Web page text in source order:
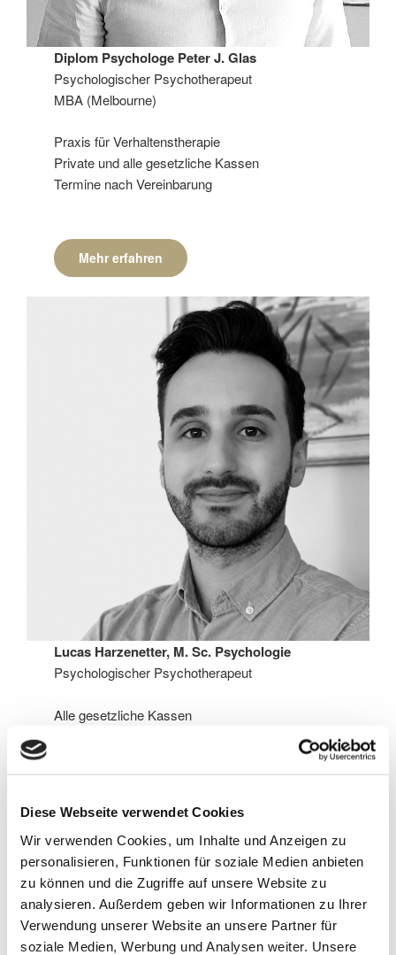
Diese Webseite verwendet Cookies
Wir verwenden Cookies, um Inhalte und Anzeigen zu
personalisieren, Funktionen für soziale Medien anbieten
zu können und die Zugriffe auf unsere Website zu
analysieren. Außerdem geben wir Informationen zu Ihrer
Verwendung unserer Website an unsere Partner für
soziale Medien, Werbung und Analysen weiter. Unsere
Diplom Psychologe Peter J. Glas
Psychologischer Psychotherapeut
MBA (Melbourne)
Praxis für Verhaltenstherapie
Private und alle gesetzliche Kassen
Termine nach Vereinbarung
Mehr erfahren
Lucas Harzenetter, M. Sc. Psychologie
Psychologischer Psychotherapeut
Alle gesetzliche Kassen
Mehr erfahren